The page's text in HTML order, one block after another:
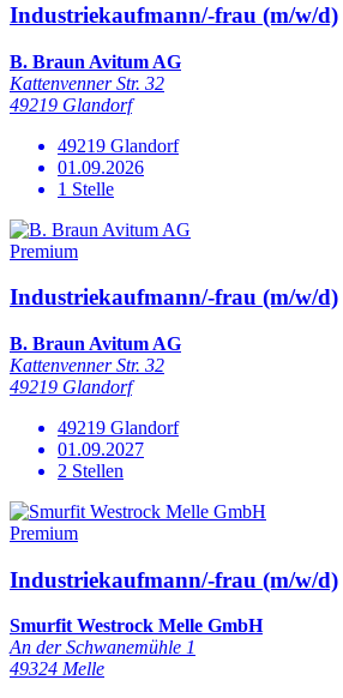
Industriekaufmann/-frau (m/w/d)
B. Braun Avitum AG
Kattenvenner Str. 32
49219 Glandorf
49219 Glandorf
01.09.2026
1 Stelle
Premium
Industriekaufmann/-frau (m/w/d)
B. Braun Avitum AG
Kattenvenner Str. 32
49219 Glandorf
49219 Glandorf
01.09.2027
2 Stellen
Premium
Industriekaufmann/-frau (m/w/d)
Smurfit Westrock Melle GmbH
An der Schwanemühle 1
49324 Melle